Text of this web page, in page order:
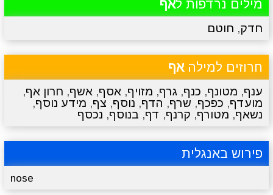
מילים נרדפות לאף
חדק, חוטם
חרוזים למילהאף
ענף, מטונף, כנף, גרף, מזויף, אסף, אשף, חרון אף,
מועדף, כפכף, שרף, הדף, נוסף, צף, מידע נוסף,
נשאף, מטורף, קרנף, דף, בנוסף, נכסף
פירוש באנגלית
nose